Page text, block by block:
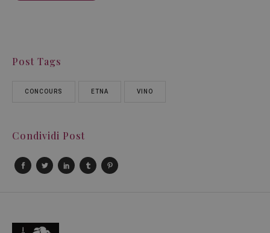
Post Tags
CONCOURS ETNA VINO
Condividi Post